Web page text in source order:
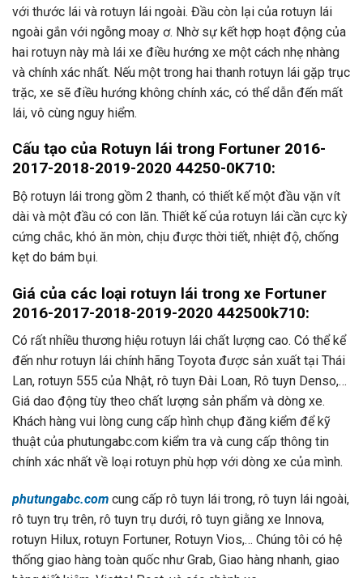
với thước lái và rotuyn lái ngoài. Đầu còn lại của rotuyn lái
ngoài gắn với ngỗng moay ơ. Nhờ sự kết hợp hoạt động của
hai rotuyn này mà lái xe điều hướng xe một cách nhẹ nhàng
và chính xác nhất. Nếu một trong hai thanh rotuyn lái gặp trục
trặc, xe sẽ điều hướng không chính xác, có thể dẫn đến mất
lái, vô cùng nguy hiểm.
Cấu tạo của Rotuyn lái trong Fortuner 2016-
2017-2018-2019-2020 44250-0K710:
Bộ rotuyn lái trong gồm 2 thanh, có thiết kế một đầu vặn vít
dài và một đầu có con lăn. Thiết kế của rotuyn lái cần cực kỳ
cứng chắc, khó ăn mòn, chịu được thời tiết, nhiệt độ, chống
kẹt do bám bụi.
Giá của các loại rotuyn lái trong xe Fortuner
2016-2017-2018-2019-2020 442500k710:
Có rất nhiều thương hiệu rotuyn lái chất lượng cao. Có thể kể
đến như rotuyn lái chính hãng Toyota được sản xuất tại Thái
Lan, rotuyn 555 của Nhật, rô tuyn Đài Loan, Rô tuyn Denso,…
Giá dao động tùy theo chất lượng sản phẩm và dòng xe.
Khách hàng vui lòng cung cấp hình chụp đăng kiểm để kỹ
thuật của phutungabc.com kiểm tra và cung cấp thông tin
chính xác nhất về loại rotuyn phù hợp với dòng xe của mình.
phutungabc.com cung cấp rô tuyn lái trong, rô tuyn lái ngoài,
rô tuyn trụ trên, rô tuyn trụ dưới, rô tuyn giằng xe Innova,
rotuyn Hilux, rotuyn Fortuner, Rotuyn Vios,… Chúng tôi có hệ
thống giao hàng toàn quốc như Grab, Giao hàng nhanh, giao